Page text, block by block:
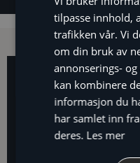
Avtal din
gratis
befaring i dag!
tilpasse innhold,
trafikken vår. Vi
om din bruk av
annonserings-
kan kombinere
informasjon du
har samlet inn
deres. Les mer